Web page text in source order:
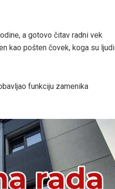
a gotovo čitav radni vek
kao pošten čovek, koga su ljudi
funkciju zamenika